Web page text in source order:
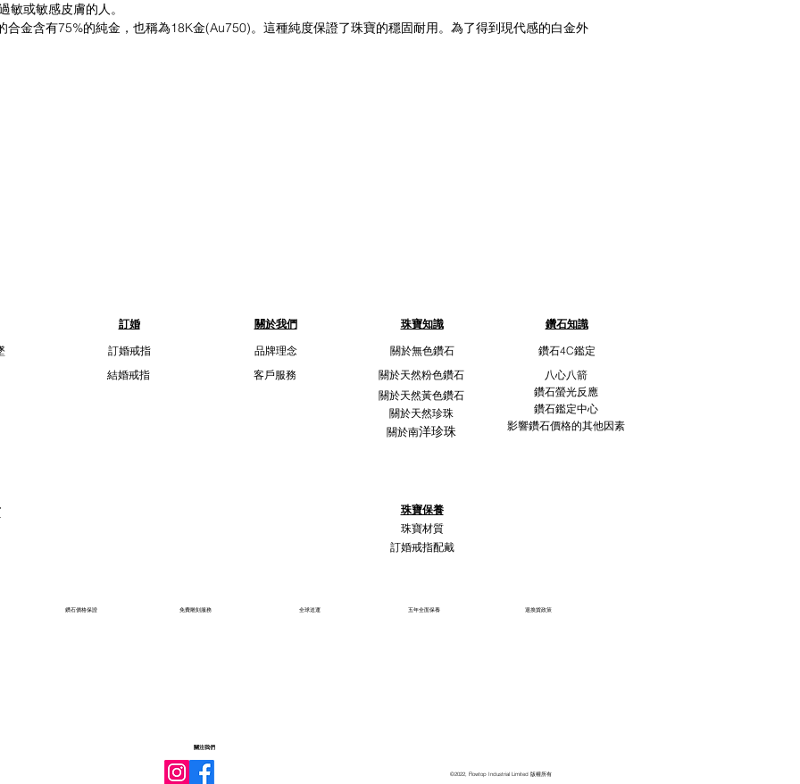
敏或敏感皮膚的人。
合金含有75%的純金，也稱為18K金(Au750)。這種純度保證了珠寶的穩固耐用。為了得到現代感的白金外
訂婚 關於我們 珠寶知識
鑽石知識
訂婚戒指
品牌理念 關於無色鑽石
鑽石4C鑑定
結婚戒指
客戶服務 關於天然粉色鑽石
八心八箭
關於天然黃色鑽石
關於天然珍珠
鑽石螢光反應
鑽石鑑定中心
關於南洋珍珠 影響鑽石價格的其他因素
珠寶保養
珠寶材質
訂婚戒指配戴
鑽石價格保證 免費雕刻服務 全球送運 五年全面保養 退換貨政策
關注我們
©2022, Flowtop Industrial Limited 版權所有